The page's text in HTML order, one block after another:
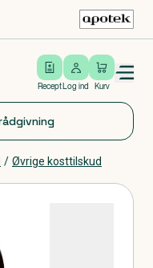
Recept
Log ind
Log ind Kurv
Open/close menu
/ Øvrige kosttilskud